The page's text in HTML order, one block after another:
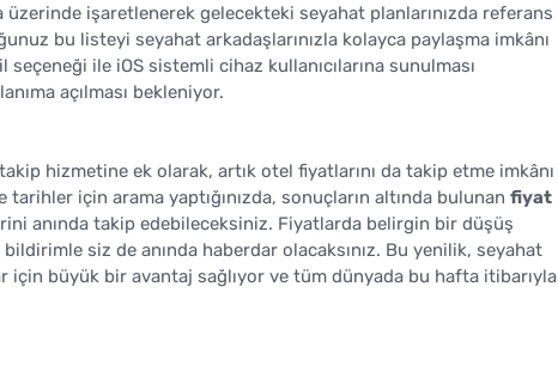
işaretlenerek gelecekteki seyahat planlarınızda referans
bu listeyi seyahat arkadaşlarınızla kolayca paylaşma imkânı
ile iOS sistemli cihaz kullanıcılarına sunulması
açılması bekleniyor.
hizmetine ek olarak, artık otel fiyatlarını da takip etme imkânı
için arama yaptığınızda, sonuçların altında bulunan fiyat
anında takip edebileceksiniz. Fiyatlarda belirgin bir düşüş
siz de anında haberdar olacaksınız. Bu yenilik, seyahat
için büyük bir avantaj sağlıyor ve tüm dünyada bu hafta itibarıyla